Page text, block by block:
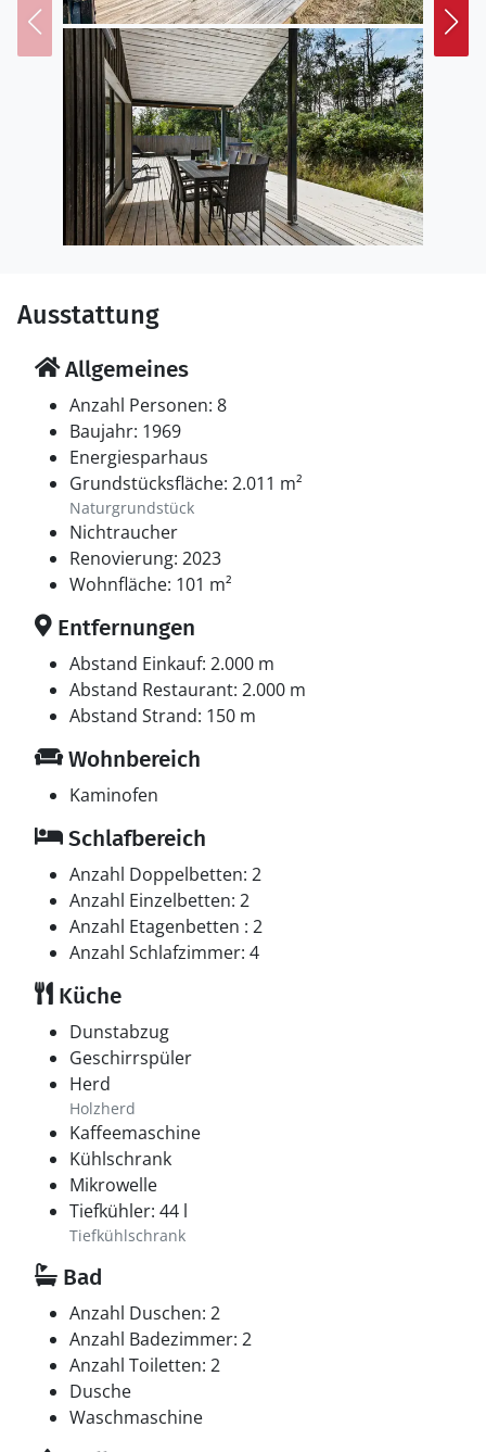
Grenen, wo Sie das Schauspiel, wie Nordsee und das
Kattegat aufeinandertreffen, bewundern können.
Freuen Sie sich auf einen schönen Urlaub in
Nordjütland!
Ausstattung
Allgemeines
Anzahl Personen: 8
Baujahr: 1969
Energiesparhaus
Grundstücksfläche: 2.011 m²
Naturgrundstück
Nichtraucher
Renovierung: 2023
Wohnfläche: 101 m²
Entfernungen
Abstand Einkauf: 2.000 m
Abstand Restaurant: 2.000 m
Abstand Strand: 150 m
Wohnbereich
Kaminofen
Schlafbereich
Anzahl Doppelbetten: 2
Anzahl Einzelbetten: 2
Anzahl Etagenbetten : 2
Anzahl Schlafzimmer: 4
Küche
Dunstabzug
Geschirrspüler
Herd
Holzherd
Kaffeemaschine
Kühlschrank
Mikrowelle
Tiefkühler: 44 l
Tiefkühlschrank
Bad
Anzahl Duschen: 2
Anzahl Badezimmer: 2
Anzahl Toiletten: 2
Dusche
Waschmaschine